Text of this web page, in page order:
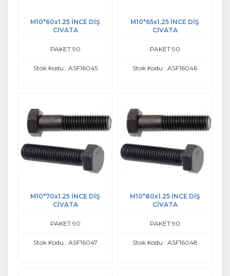
M10*60x1.25 İNCE DİŞ
CİVATA
PAKET:90
Stok Kodu : ASF16045
M10*65x1.25 İNCE DİŞ
CİVATA
PAKET:90
Stok Kodu : ASF16046
M10*70x1.25 İNCE DİŞ
CİVATA
PAKET:90
Stok Kodu : ASF16047
M10*80x1.25 İNCE DİŞ
CİVATA
PAKET:90
Stok Kodu : ASF16048